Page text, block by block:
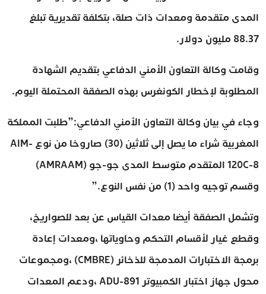
المدى متقدمة ومعدات ذات صلة، بتكلفة تقديرية تبلغ
88.37 مليون دولار.
وقامت وكالة التعاون الأمني الدفاعي بتقديم الشهادة
المطلوبة لإخطار الكونغرس بهذه الصفقة المحتملة اليوم.
وجاء في بيان وكالة التعاون الأمني الدفاعي:”طلبت المملكة
المغربية شراء ما يصل إلى ثلاثين (30) صاروخا من نوع AIM-
120C-8 المتقدم متوسط المدى جو-جو (AMRAAM)
وقسم توجيه واحد (1) من نفس النوع.”
وتشمل الصفقة أيضا معدات القياس عن بعد للصواريخ،
وقطع غيار لأقسام التحكم وحاوياتها ،ومعدات إعادة
برمجة الاختبارات المدمجة للذخائر (CMBRE) ،ومجموعات
محول جهاز اختبار الكمبيوتر ADU-891 ،ودعم المعدات